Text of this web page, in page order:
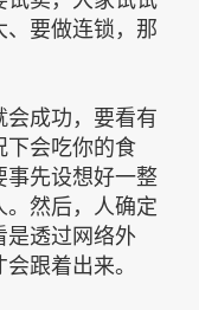
、要做连锁，那
会成功，要看有
下会吃你的食
事先设想好一整
。然后，人确定
是透过网络外
跟着出来。